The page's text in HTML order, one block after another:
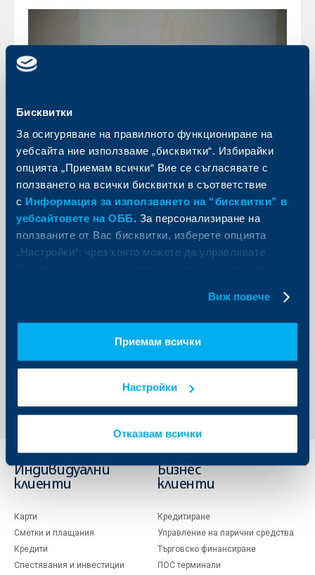
Бисквитки
За осигуряване на правилното функциониране на
уебсайта ние използваме „бисквитки“. Избирайки
опцията „Приемам всички“ Вие се съгласявате с
ползването на всички бисквитки в съответствие
с Информация за използването на “бисквитки” в
уебсайтовете на ОББ. За персонализиране на
ползваните от Вас бисквитки, изберете опцията
„Настройки“, чрез която можете да управлявате
Виж повече
Приемам всички
Настройки
Отказвам всички
Обратно към всички новини
Индивидуални
клиенти
Карти
Сметки и плащания
Кредити
Спестявания и инвестиции
Бизнес
клиенти
Кредитиране
Управление на парични средства
Търговско финансиране
ПОС терминали